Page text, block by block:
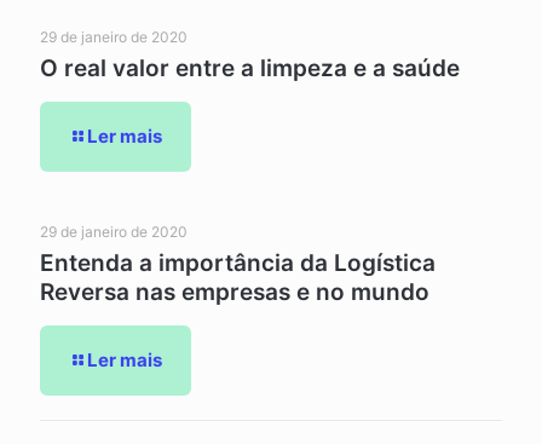
29 de janeiro de 2020
O real valor entre a limpeza e a saúde
Ler mais
29 de janeiro de 2020
Entenda a importância da Logística
Reversa nas empresas e no mundo
Ler mais